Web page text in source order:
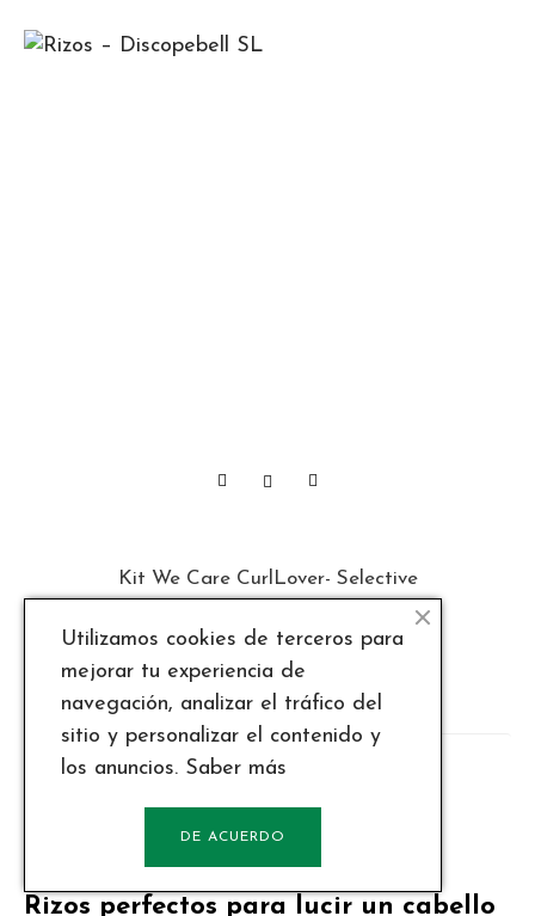
Kit We Care CurlLover- Selective
Precio
23,29 €
Mostrando 1-22 de 22 producto(s)
Rizos perfectos para lucir un cabello
Utilizamos cookies de terceros para
mejorar tu experiencia de
navegación, analizar el tráfico del
sitio y personalizar el contenido y
los anuncios. Saber más
DE ACUERDO